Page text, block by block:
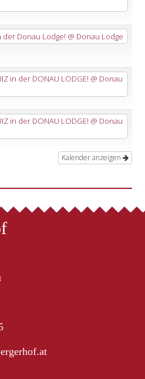
der Donau Lodge! @ Donau Lodge
in der DONAU LODGE! @ Donau
in der DONAU LODGE! @ Donau
Kalender anzeigen